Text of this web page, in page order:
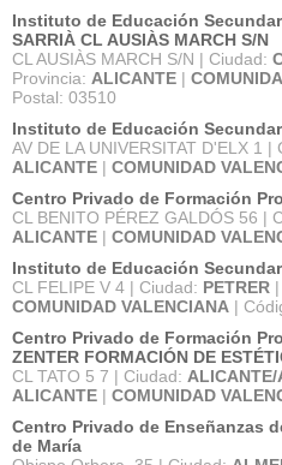
Instituto de Educación
SARRIÀ CL AUSIÀS MARCH S/N
CL AUSIÀS MARCH S/N | Ciudad:
Provincia: ALICANTE |
Postal: 03510
Instituto de Educación
AV DE LA UNIVERSITAT D'ELX 1 |
ALICANTE | COMUNIDAD
Centro Privado de Formación
CL BENITO PÉREZ GALDÓS 56 |
ALICANTE | COMUNIDAD
Instituto de Educación
CL FELIPE V 4 | Ciudad: PETRER
COMUNIDAD VALENCIANA |
Centro Privado de Formación
ZENTER FORMACIÓN DE
CL TATO 5 7 | Ciudad:
ALICANTE | COMUNIDAD
Centro Privado de Enseñanzas
de María